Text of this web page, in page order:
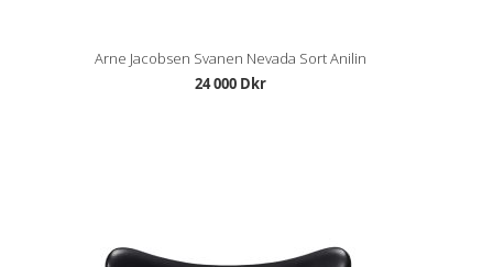
Arne Jacobsen Svanen Nevada Sort Anilin
24 000 Dkr